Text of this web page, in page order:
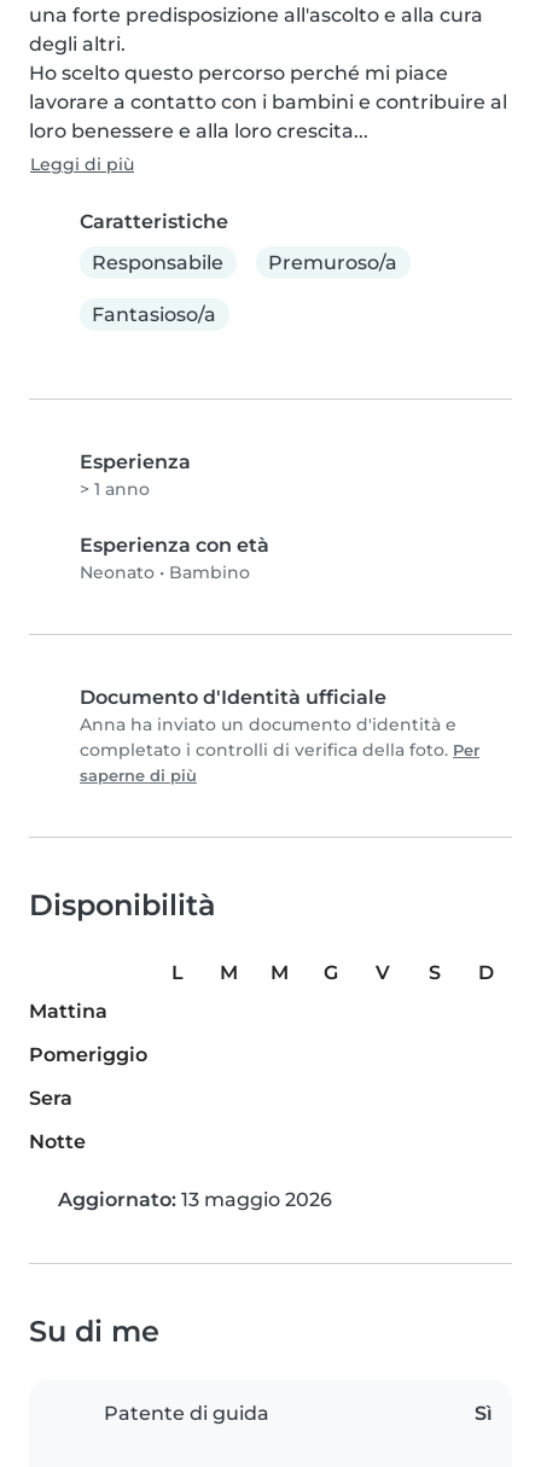
una forte predisposizione all'ascolto e alla cura
degli altri.
Ho scelto questo percorso perché mi piace
lavorare a contatto con i bambini e contribuire al
loro benessere e alla loro crescita...
Leggi di più
Caratteristiche
Responsabile
Premuroso/a
Fantasioso/a
Esperienza
> 1 anno
Esperienza con età
Neonato • Bambino
Documento d'Identità ufficiale
Anna ha inviato un documento d'identità e
completato i controlli di verifica della foto. Per
saperne di più
Disponibilità
L M M G V S
D
Mattina
Pomeriggio
Sera
Notte
Aggiornato: 13 maggio 2026
Su di me
Patente di guida Sì